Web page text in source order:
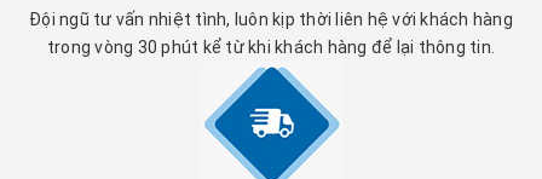
Đội ngũ tư vấn nhiệt tình, luôn kịp thời liên hệ với khách hàng
trong vòng 30 phút kể từ khi khách hàng để lại thông tin.